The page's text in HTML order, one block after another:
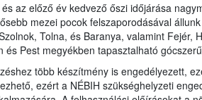
az előző év kedvező őszi időjárása
mezei pocok felszaporodásával
Tolna, és Baranya, valamint Fejér,
és Pest megyékben tapasztalható
több készítmény is engedélyezett,
ezért a NÉBIH szükséghelyzeti